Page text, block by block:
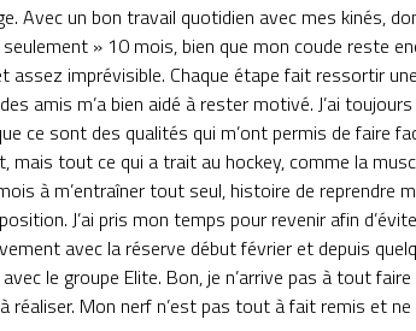
Avec un bon travail quotidien avec mes kinés,
» 10 mois, bien que mon coude reste
imprévisible. Chaque étape fait ressortir
amis m’a bien aidé à rester motivé. J’ai
ce sont des qualités qui m’ont permis de faire
mais tout ce qui a trait au hockey, comme la
à m’entraîner tout seul, histoire de reprendre
J’ai pris mon temps pour revenir afin
avec la réserve début février et depuis
le groupe Elite. Bon, je n’arrive pas à tout
Mon nerf n’est pas tout à fait remis et